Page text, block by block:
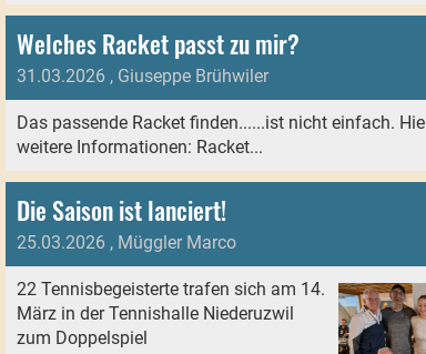
Welches Racket passt zu mir?
31.03.2026 , Giuseppe Brühwiler
Das passende Racket finden......ist nicht einfach.
weitere Informationen: Racket...
Die Saison ist lanciert!
25.03.2026 , Müggler Marco
22 Tennisbegeisterte trafen sich am 14.
März in der Tennishalle Niederuzwil
zum Doppelspiel